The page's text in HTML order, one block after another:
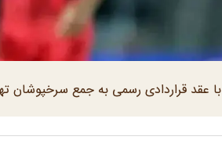
عقد قراردادی رسمی به جمع سرخپوشان